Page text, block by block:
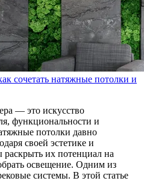
сочетать натяжные потолки и
— это искусство
функциональности и
потолки давно
своей эстетике и
их потенциал на
освещение. Одним из
системы. В этой статье